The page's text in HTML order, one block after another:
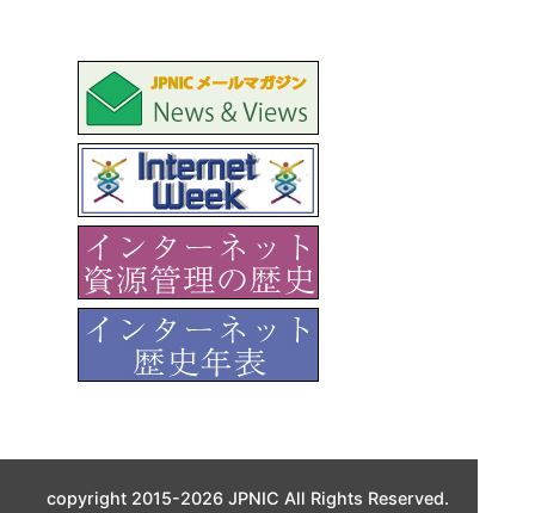
copyright 2015-2026 JPNIC All Rights Reserved.